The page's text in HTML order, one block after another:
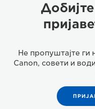
Не пропуштајте ги
Canon, совети и